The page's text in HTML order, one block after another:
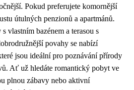
Pokud preferujete komornější
útulných penzionů a apartmánů.
vlastním bazénem a terasou s
povahy se nabízí
jsou ideální pro poznávání přírody
Ať už hledáte romantický pobyt ve
plnou zábavy nebo aktivní